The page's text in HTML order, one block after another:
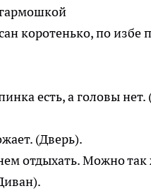
коротенько, по избе
есть, а головы нет.
(Дверь).
отдыхать. Можно так